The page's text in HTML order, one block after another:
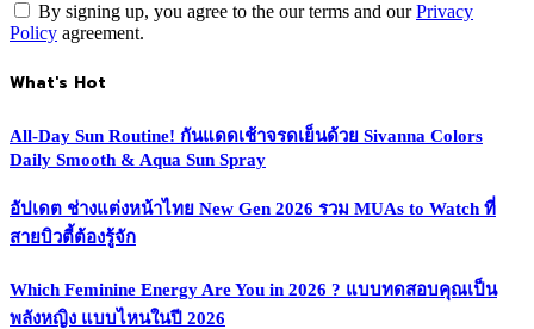
By signing up, you agree to the our terms and ourPrivacy
Policy agreement.
What's Hot
All-Day Sun Routine! กันแดดเช้าจรดเย็นด้วย Sivanna Colors
Daily Smooth & Aqua Sun Spray
อัปเดต ช่างแต่งหน้าไทย New Gen 2026 รวม MUAs to Watch ที่
สายบิวตี้ต้องรู้จัก
Which Feminine Energy Are You in 2026 ? แบบทดสอบคุณเป็น
พลังหญิง แบบไหนในปี 2026